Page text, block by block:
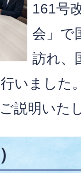
161号
会」で
訪れ、
いました
説明いた